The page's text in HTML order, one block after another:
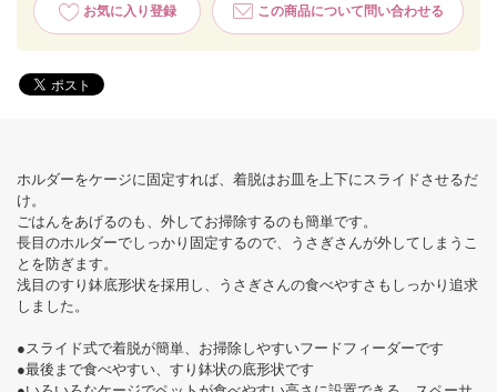
お気に入り登録 この商品について問い合わせる
ホルダーをケージに固定すれば、着脱はお皿を上下にスライドさせるだ
け。
ごはんをあげるのも、外してお掃除するのも簡単です。
長目のホルダーでしっかり固定するので、うさぎさんが外してしまうこ
とを防ぎます。
浅目のすり鉢底形状を採用し、うさぎさんの食べやすさもしっかり追求
しました。
●スライド式で着脱が簡単、お掃除しやすいフードフィーダーです
●最後まで食べやすい、すり鉢状の底形状です